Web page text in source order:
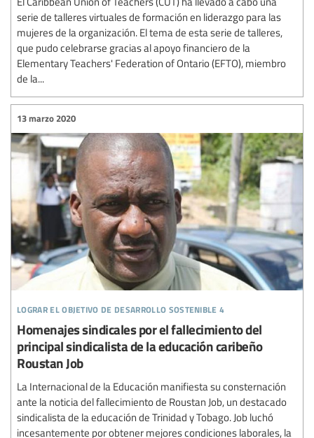
serie de talleres virtuales de formación en liderazgo para las
mujeres de la organización. El tema de esta serie de talleres,
que pudo celebrarse gracias al apoyo financiero de la
Elementary Teachers' Federation of Ontario (EFTO), miembro
de la...
lograr el objetivo de desarrollo sostenible 4
13 marzo 2020
Homenajes sindicales por el fallecimiento del
principal sindicalista de la educación caribeño
Roustan Job
La Internacional de la Educación manifiesta su consternación
ante la noticia del fallecimiento de Roustan Job, un destacado
sindicalista de la educación de Trinidad y Tobago. Job luchó
incesantemente por obtener mejores condiciones laborales, la